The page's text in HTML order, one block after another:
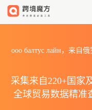
ооо балтус лайн，来自
采集来自220+国家
全球贸易数据精准